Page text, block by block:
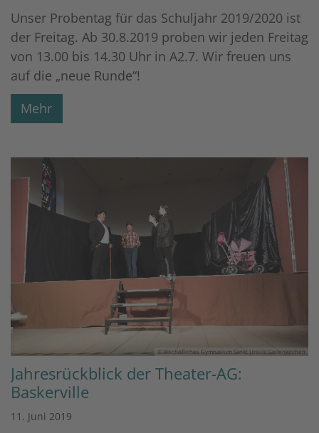
Unser Probentag für das Schuljahr 2019/2020 ist
der Freitag. Ab 30.8.2019 proben wir jeden Freitag
von 13.00 bis 14.30 Uhr in A2.7. Wir freuen uns
auf die „neue Runde“!
Mehr
© Bischöfliches Gymnasium Sankt Ursula Geilenkirchen
Jahresrückblick der Theater-AG:
Baskerville
11. Juni 2019